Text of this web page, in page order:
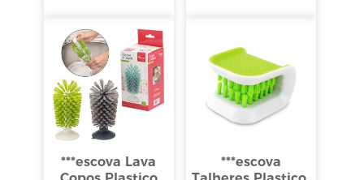
***escova Lava
***escova